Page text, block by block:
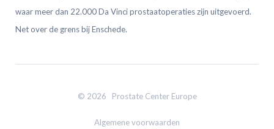
waar meer dan 22.000 Da Vinci prostaatoperaties zijn uitgevoerd.
Net over de grens bij Enschede.
© 2026 Prostate Center Europe
Algemene voorwaarden